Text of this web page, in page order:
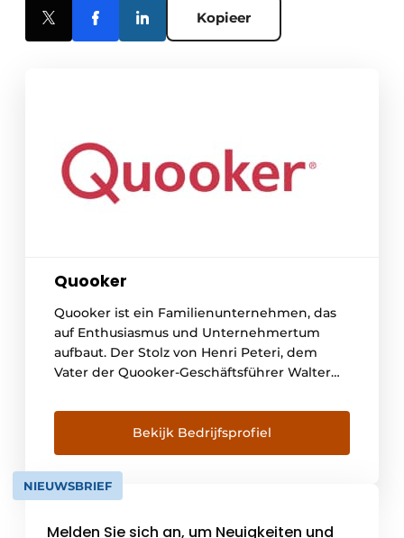
Kopieer
Quooker
Quooker ist ein Familienunternehmen, das
auf Enthusiasmus und Unternehmertum
aufbaut. Der Stolz von Henri Peteri, dem
Vater der Quooker-Geschäftsführer Walter
Wasserhahns, ist immer noch spürbar. Der
Quooker war der allererste
Kochendwasserhahn der Welt. Erfindungen
wie das hochvakuumisolierte Reservoir, die
All-in-One-Wasserhähne Quooker Fusion
Bekijk Bedrijfsprofiel
NIEUWSBRIEF
Melden Sie sich an, um Neuigkeiten und